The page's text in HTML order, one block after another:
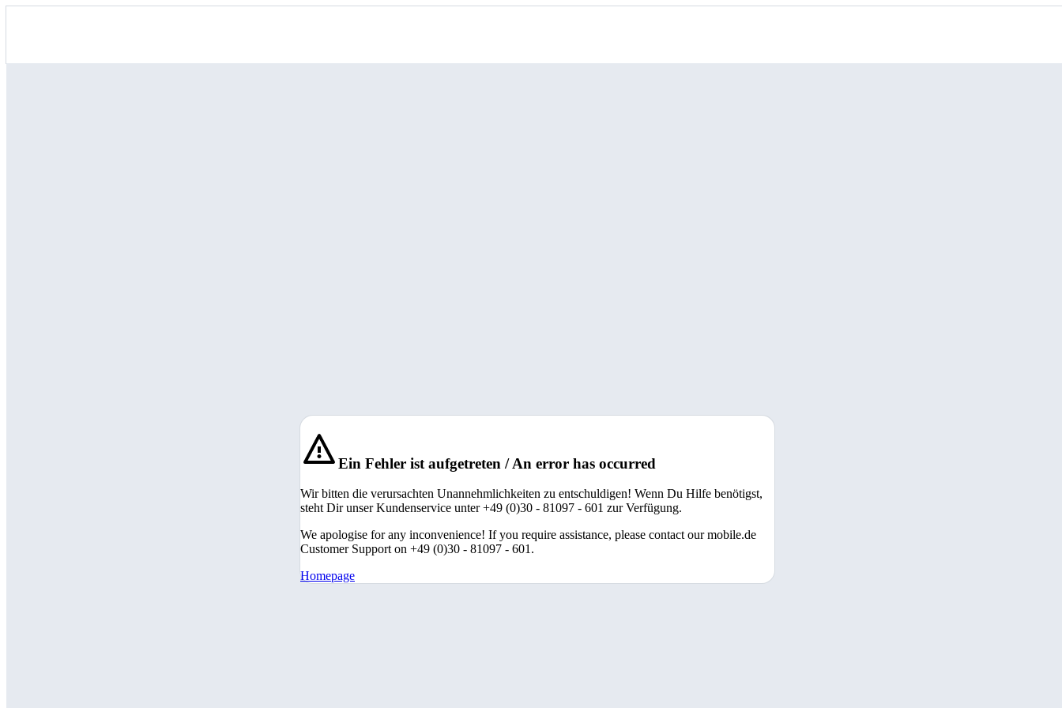
Ein Fehler ist aufgetreten / An error has occurred
Wir bitten die verursachten Unannehmlichkeiten zu entschuldigen! Wenn Du Hilfe benötigst,
steht Dir unser Kundenservice unter +49 (0)30 - 81097 - 601 zur Verfügung.
We apologise for any inconvenience! If you require assistance, please contact our mobile.de
Customer Support on +49 (0)30 - 81097 - 601.
Homepage